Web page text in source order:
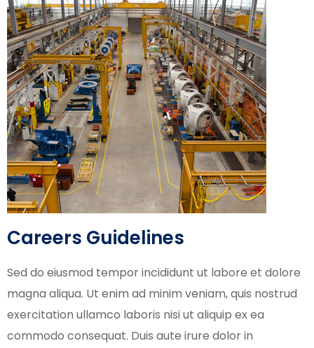
Careers Guidelines
Sed do eiusmod tempor incididunt ut labore et dolore
magna aliqua. Ut enim ad minim veniam, quis nostrud
exercitation ullamco laboris nisi ut aliquip ex ea
commodo consequat. Duis aute irure dolor in